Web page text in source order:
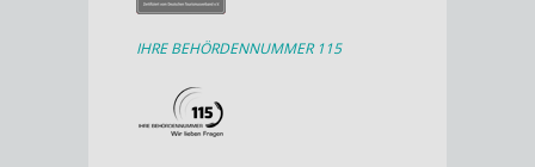
IHRE BEHÖRDENNUMMER 115